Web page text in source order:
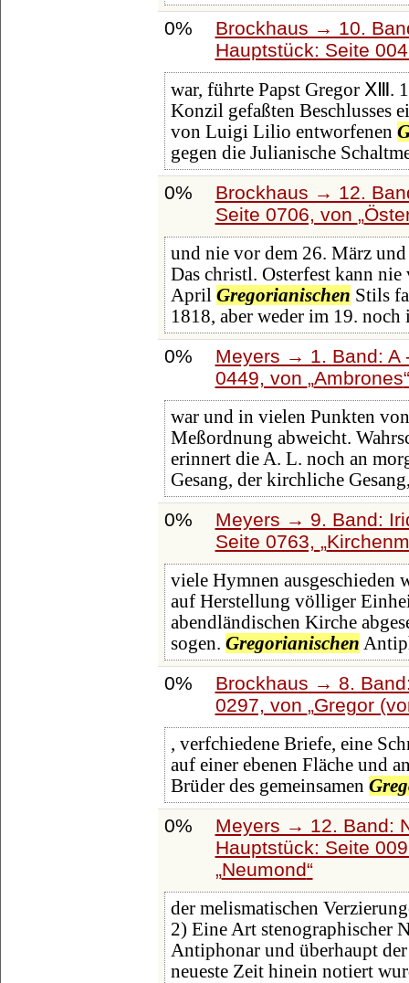
0%
Brockhaus → 10.
Hauptstück: Seite
war, führte Papst Gregor ⅩⅢ.
Konzil gefaßten Beschlusses
von Luigi Lilio entworfenen
gegen die Julianische
0%
Brockhaus → 12.
Seite 0706, von
und nie vor dem 26. März
Das christl. Osterfest kann
April Gregorianischen Stils
1818, aber weder im 19. noch
0%
Meyers → 1. Band: A
0449, von Ambrones
war und in vielen Punkten
Meßordnung abweicht.
erinnert die A. L. noch an
Gesang, der kirchliche
0%
Meyers → 9. Band:
Seite 0763,
viele Hymnen ausgeschieden
auf Herstellung völliger
abendländischen Kirche
sogen. Gregorianischen
0%
Brockhaus → 8.
0297, von Gregor
, verfchiedene Briefe, eine
auf einer ebenen Fläche und
Brüder des gemeinsamen
0%
Meyers → 12. Band:
Hauptstück: Seite
Neumond
der melismatischen
2) Eine Art stenographischer
Antiphonar und überhaupt
neueste Zeit hinein notiert